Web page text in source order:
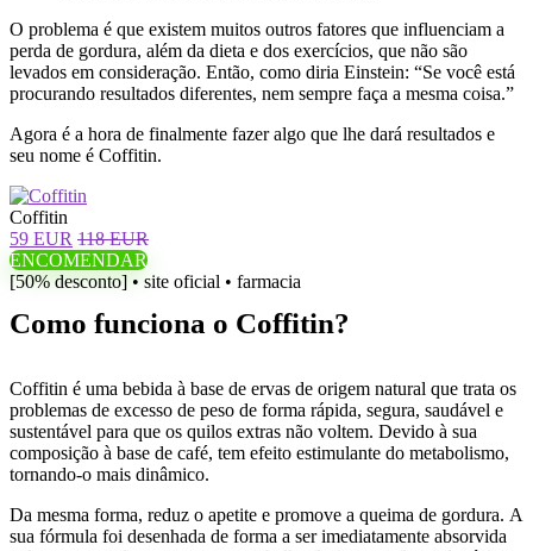
O problema é que existem muitos outros fatores que influenciam a
perda de gordura, além da dieta e dos exercícios, que não são
levados em consideração. Então, como diria Einstein: “Se você está
procurando resultados diferentes, nem sempre faça a mesma coisa.”
Agora é a hora de finalmente fazer algo que lhe dará resultados e
seu nome é Coffitin.
Coffitin
59 EUR 118 EUR
ENCOMENDAR
[50% desconto] • site oficial • farmacia
Como funciona o Coffitin?
Coffitin é uma bebida à base de ervas de origem natural que trata os
problemas de excesso de peso de forma rápida, segura, saudável e
sustentável para que os quilos extras não voltem. Devido à sua
composição à base de café, tem efeito estimulante do metabolismo,
tornando-o mais dinâmico.
Da mesma forma, reduz o apetite e promove a queima de gordura. A
sua fórmula foi desenhada de forma a ser imediatamente absorvida